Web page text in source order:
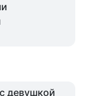
девушкой